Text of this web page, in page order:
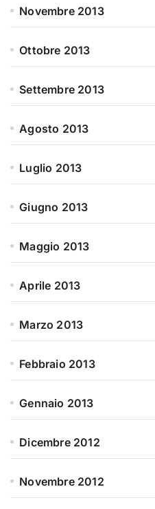
Novembre 2013
Ottobre 2013
Settembre 2013
Agosto 2013
Luglio 2013
Giugno 2013
Maggio 2013
Aprile 2013
Marzo 2013
Febbraio 2013
Gennaio 2013
Dicembre 2012
Novembre 2012